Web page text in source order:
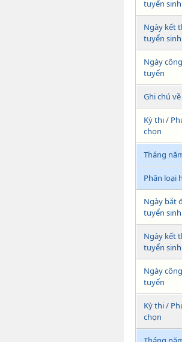
tuyển sinh
Ngày kết
tuyển sinh
Ngày
tuyển
Ghi chú
Kỳ thi /
chọn
Tháng
Phân loại
Ngày bắt
tuyển sinh
Ngày kết
tuyển sinh
Ngày
tuyển
Kỳ thi /
chọn